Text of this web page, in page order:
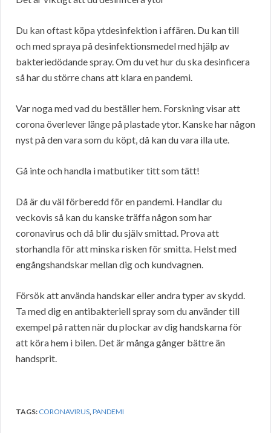
Du kan oftast köpa ytdesinfektion i affären. Du kan till
och med spraya på desinfektionsmedel med hjälp av
bakteriedödande spray. Om du vet hur du ska desinficera
så har du större chans att klara en pandemi.
Var noga med vad du beställer hem. Forskning visar att
corona överlever länge på plastade ytor. Kanske har någon
nyst på den vara som du köpt, då kan du vara illa ute.
Gå inte och handla i matbutiker titt som tätt!
Då är du väl förberedd för en pandemi. Handlar du
veckovis så kan du kanske träffa någon som har
coronavirus och då blir du själv smittad. Prova att
storhandla för att minska risken för smitta. Helst med
engångshandskar mellan dig och kundvagnen.
Försök att använda handskar eller andra typer av skydd.
Ta med dig en antibakteriell spray som du använder till
exempel på ratten när du plockar av dig handskarna för
att köra hem i bilen. Det är många gånger bättre än
handsprit.
TAGS: CORONAVIRUS,PANDEMI